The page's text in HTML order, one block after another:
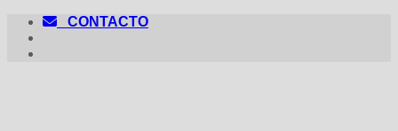
Saltar
contenido
CONTACTO